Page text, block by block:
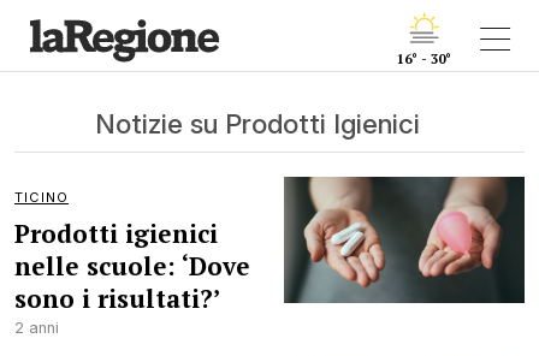
16° - 30°
Notizie su Prodotti Igienici
TICINO
Prodotti igienici
nelle scuole: ‘Dove
sono i risultati?’
2 anni